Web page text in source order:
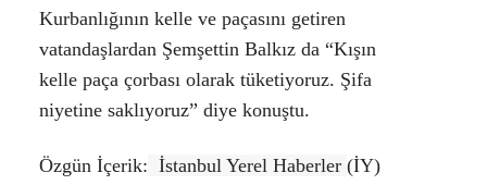
Kurbanlığının kelle ve paçasını getiren
vatandaşlardan Şemşettin Balkız da “Kışın
kelle paça çorbası olarak tüketiyoruz. Şifa
niyetine saklıyoruz” diye konuştu.
Özgün İçerik: İstanbul Yerel Haberler (İY)